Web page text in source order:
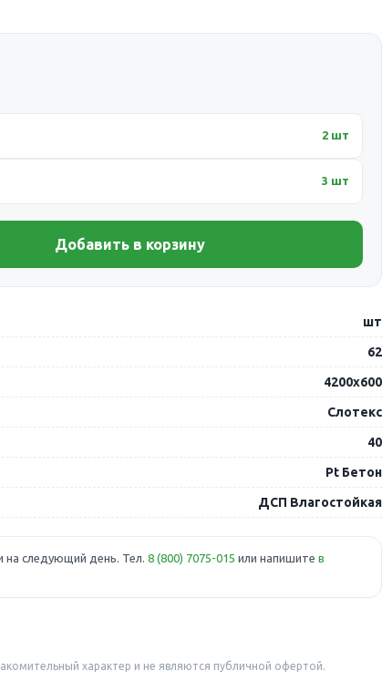
2 шт
3 шт
Добавить в корзину
шт
62
4200х600
Слотекс
40
Pt Бетон
ДСП Влагостойкая
на следующий день. Тел.8 (800) 7075-015 или напишитев
характер и не являются публичной офертой.